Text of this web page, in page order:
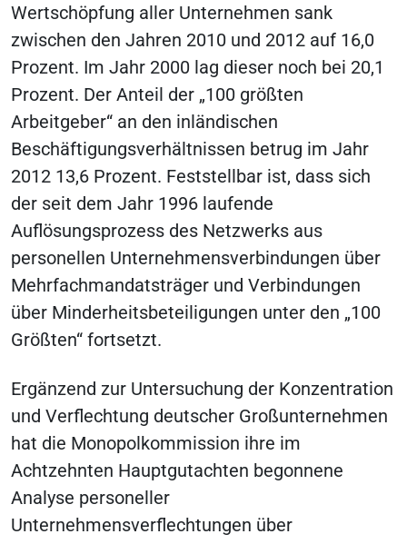
Wertschöpfung aller Unternehmen sank
zwischen den Jahren 2010 und 2012 auf 16,0
Prozent. Im Jahr 2000 lag dieser noch bei 20,1
Prozent. Der Anteil der „100 größten
Arbeitgeber“ an den inländischen
Beschäftigungsverhältnissen betrug im Jahr
2012 13,6 Prozent. Feststellbar ist, dass sich
der seit dem Jahr 1996 laufende
Auflösungsprozess des Netzwerks aus
personellen Unternehmensverbindungen über
Mehrfachmandatsträger und Verbindungen
über Minderheitsbeteiligungen unter den „100
Größten“ fortsetzt.
Ergänzend zur Untersuchung der Konzentration
und Verflechtung deutscher Großunternehmen
hat die Monopolkommission ihre im
Achtzehnten Hauptgutachten begonnene
Analyse personeller
Unternehmensverflechtungen über